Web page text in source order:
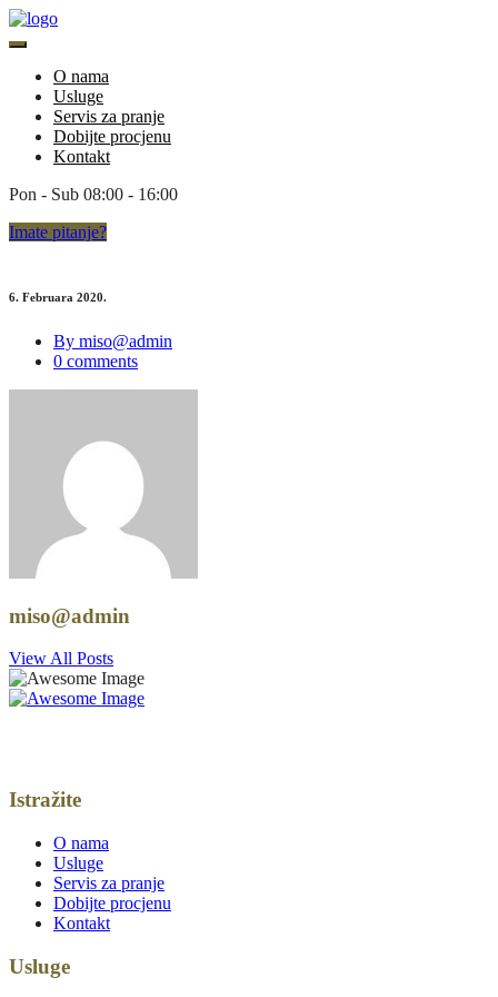
O nama
Usluge
Servis za pranje
Dobijte procjenu
Kontakt
Pon - Sub 08:00 - 16:00
Imate pitanje?
6. Februara 2020.
By miso@admin
0 comments
miso@admin
View All Posts
Istražite
O nama
Usluge
Servis za pranje
Dobijte procjenu
Kontakt
Usluge